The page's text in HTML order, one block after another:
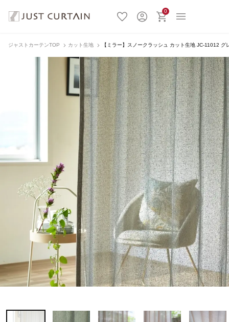
0
ジャストカーテンTOP カット生地 【ミラー】スノークラッシュ カット生地 JC-11012 グ